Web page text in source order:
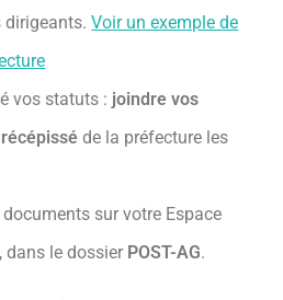
dirigeants.Voir un exemple de
vos statuts : joindre vos
de la préfecture les
sur votre Espace
dans le dossier POST-AG.